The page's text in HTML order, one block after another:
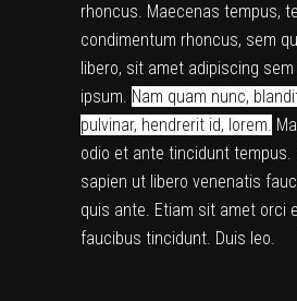
rhoncus. Maecenas tempus,
condimentum rhoncus, sem
libero, sit amet adipiscing
ipsum. Nam quam nunc,
pulvinar, hendrerit id, lorem.
odio et ante tincidunt tempus.
sapien ut libero venenatis
quis ante. Etiam sit amet orci
faucibus tincidunt. Duis leo.